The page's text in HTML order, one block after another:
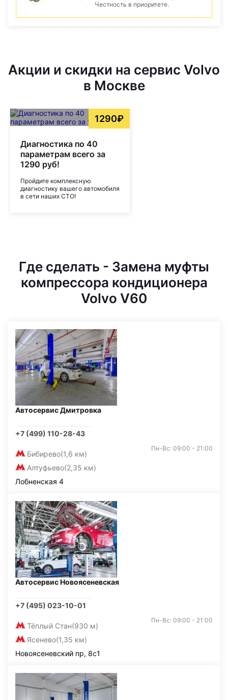
Честность в приоритете.
Акции и скидки на сервис Volvo
в Москве
1290₽
Диагностика по 40
параметрам всего за
1290 руб!
Пройдите комплексную
диагностику вашего автомобиля
в сети наших СТО!
Где сделать - Замена муфты
компрессора кондиционера
Volvo V60
Автосервис Дмитровка
+7 (499) 110-28-43
Бибирево(1,6 км)
Алтуфьево(2,35 км)
Пн-Вс: 09:00 - 21:00
Лобненская 4
Автосервис Новоясеневская
+7 (495) 023-10-01
Тёплый Стан(930 м)
Ясенево(1,35 км)
Пн-Вс: 09:00 - 21:00
Новоясеневский пр, 8с1